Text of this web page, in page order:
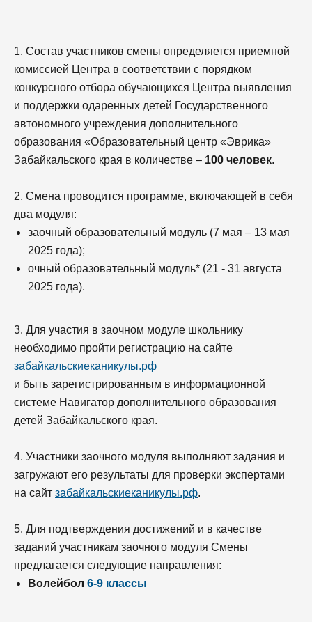
1. Состав участников смены определяется приемной
комиссией Центра в соответствии с порядком
конкурсного отбора обучающихся Центра выявления
и поддержки одаренных детей Государственного
автономного учреждения дополнительного
образования «Образовательный центр «Эврика»
Забайкальского края в количестве – 100 человек.
2. Смена проводится программе, включающей в себя
два модуля:
заочный образовательный модуль (7 мая – 13 мая
2025 года);
очный образовательный модуль* (21 - 31 августа
2025 года).
3. Для участия в заочном модуле школьнику
необходимо пройти регистрацию на сайте
забайкальскиеканикулы.рф
и быть зарегистрированным в информационной
системе Навигатор дополнительного образования
детей Забайкальского края.
4. Участники заочного модуля выполняют задания и
загружают его результаты для проверки экспертами
на сайт забайкальскиеканикулы.рф.
5. Для подтверждения достижений и в качестве
заданий участникам заочного модуля Смены
предлагается следующие направления:
Волейбол 6-9 классы